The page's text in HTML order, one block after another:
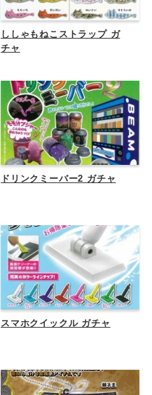
ししゃもねこストラップ ガ
チャ
ドリンクミーバー2 ガチャ
スマホクイックル ガチャ